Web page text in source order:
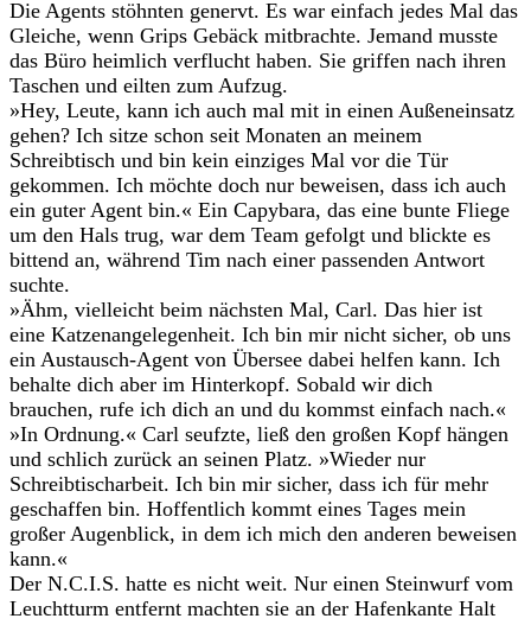
Die Agents stöhnten genervt. Es war einfach jedes Mal das
Gleiche, wenn Grips Gebäck mitbrachte. Jemand musste
das Büro heimlich verflucht haben. Sie griffen nach ihren
Taschen und eilten zum Aufzug.
»Hey, Leute, kann ich auch mal mit in einen Außeneinsatz
gehen? Ich sitze schon seit Monaten an meinem
Schreibtisch und bin kein einziges Mal vor die Tür
gekommen. Ich möchte doch nur beweisen, dass ich auch
ein guter Agent bin.« Ein Capybara, das eine bunte Fliege
um den Hals trug, war dem Team gefolgt und blickte es
bittend an, während Tim nach einer passenden Antwort
suchte.
»Ähm, vielleicht beim nächsten Mal, Carl. Das hier ist
eine Katzenangelegenheit. Ich bin mir nicht sicher, ob uns
ein Austausch-Agent von Übersee dabei helfen kann. Ich
behalte dich aber im Hinterkopf. Sobald wir dich
brauchen, rufe ich dich an und du kommst einfach nach.«
»In Ordnung.« Carl seufzte, ließ den großen Kopf hängen
und schlich zurück an seinen Platz. »Wieder nur
Schreibtischarbeit. Ich bin mir sicher, dass ich für mehr
geschaffen bin. Hoffentlich kommt eines Tages mein
großer Augenblick, in dem ich mich den anderen beweisen
kann.«
Der N.C.I.S. hatte es nicht weit. Nur einen Steinwurf vom
Leuchtturm entfernt machten sie an der Hafenkante Halt